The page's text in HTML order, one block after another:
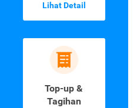
Lihat Detail
Top-up &
Tagihan